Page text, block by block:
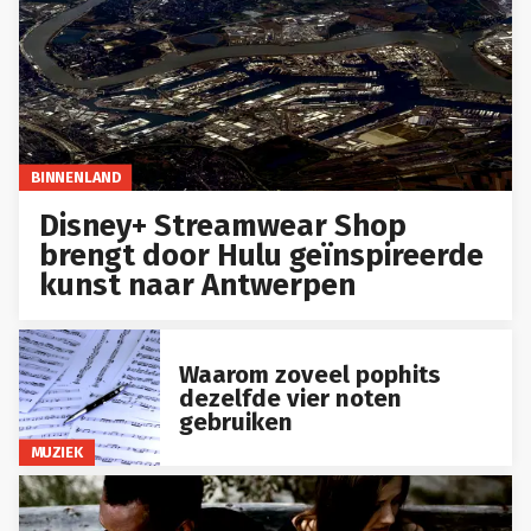
BINNENLAND
Disney+ Streamwear Shop
brengt door Hulu geïnspireerde
kunst naar Antwerpen
MUZIEK
Waarom zoveel pophits
dezelfde vier noten
gebruiken